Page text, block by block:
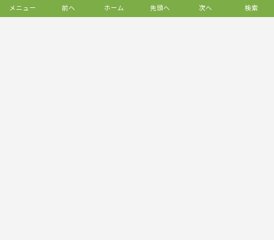
メニュー 検索
前へ ホーム 先頭へ 次へ